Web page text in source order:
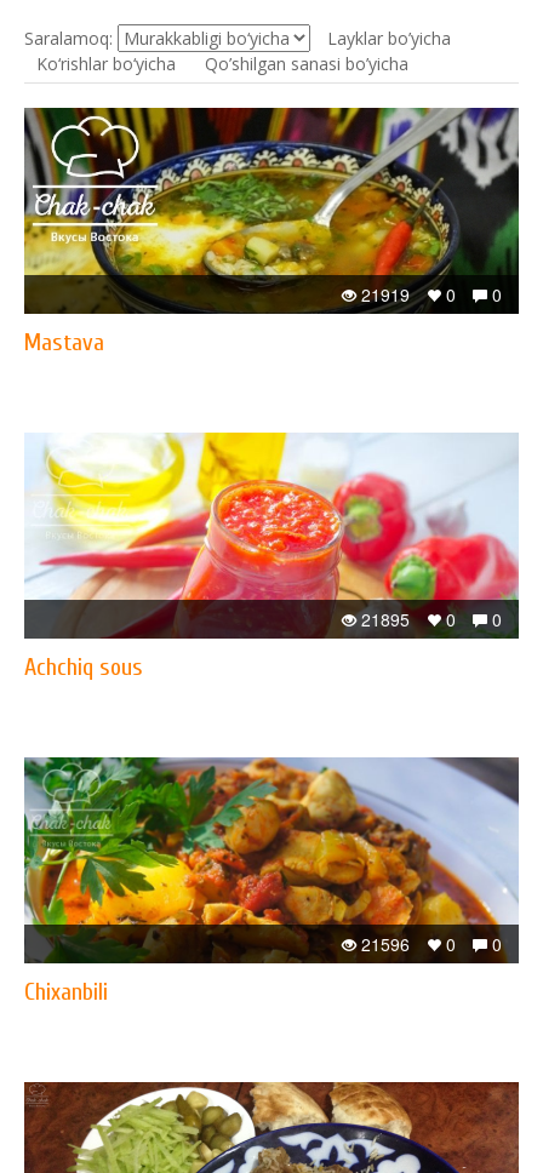
Saralamoq:
Layklar bo’yicha
Ko‘rishlar bo‘yicha
Qo’shilgan sanasi bo’yicha
0
0
21919
Mastava
0
0
21895
Achchiq sous
0
0
21596
Chixanbili